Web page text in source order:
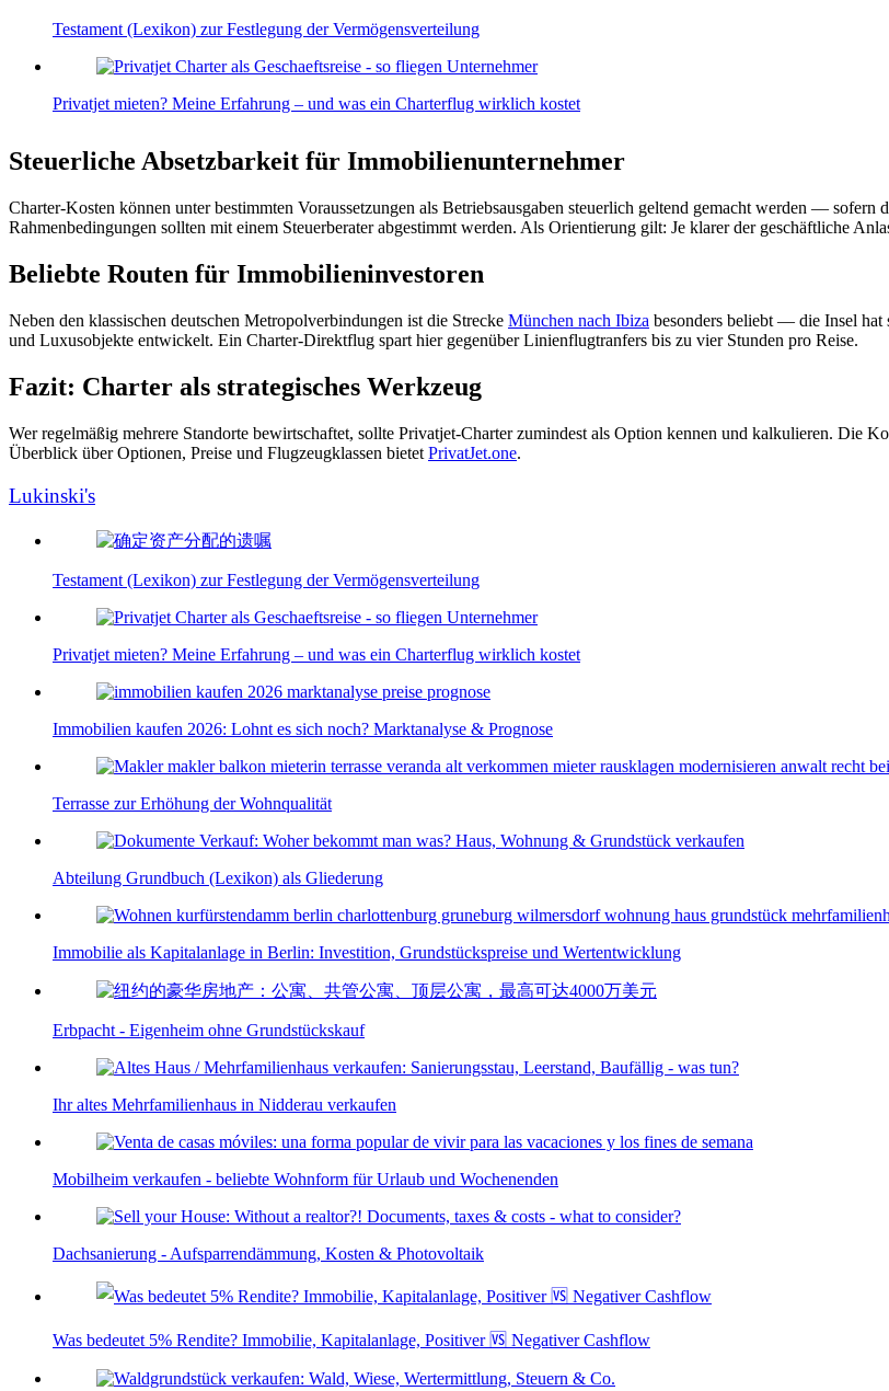
Testament (Lexikon) zur Festlegung der Vermögensverteilung
Privatjet mieten? Meine Erfahrung – und was ein Charterflug wirklich kostet
Steuerliche Absetzbarkeit für Immobilienunternehmer
Charter-Kosten können unter bestimmten Voraussetzungen als Betriebsausgaben steuerlich geltend gemacht werden —
Rahmenbedingungen sollten mit einem Steuerberater abgestimmt werden. Als Orientierung gilt: Je klarer der geschäftliche
Beliebte Routen für Immobilieninvestoren
Neben den klassischen deutschen Metropolverbindungen ist die Strecke München nach Ibiza besonders beliebt — die Insel hat
und Luxusobjekte entwickelt. Ein Charter-Direktflug spart hier gegenüber Linienflugtranfers bis zu vier Stunden pro Reise.
Fazit: Charter als strategisches Werkzeug
Wer regelmäßig mehrere Standorte bewirtschaftet, sollte Privatjet-Charter zumindest als Option kennen und kalkulieren. Die
Überblick über Optionen, Preise und Flugzeugklassen bietet PrivatJet.one.
Lukinski's
Testament (Lexikon) zur Festlegung der Vermögensverteilung
Privatjet mieten? Meine Erfahrung – und was ein Charterflug wirklich kostet
Immobilien kaufen 2026: Lohnt es sich noch? Marktanalyse & Prognose
Terrasse zur Erhöhung der Wohnqualität
Abteilung Grundbuch (Lexikon) als Gliederung
Immobilie als Kapitalanlage in Berlin: Investition, Grundstückspreise und Wertentwicklung
Erbpacht - Eigenheim ohne Grundstückskauf
Ihr altes Mehrfamilienhaus in Nidderau verkaufen
Mobilheim verkaufen - beliebte Wohnform für Urlaub und Wochenenden
Dachsanierung - Aufsparrendämmung, Kosten & Photovoltaik
Was bedeutet 5% Rendite? Immobilie, Kapitalanlage, Positiver 🆚 Negativer Cashflow